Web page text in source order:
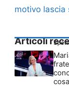
motivo lascia
Articoli